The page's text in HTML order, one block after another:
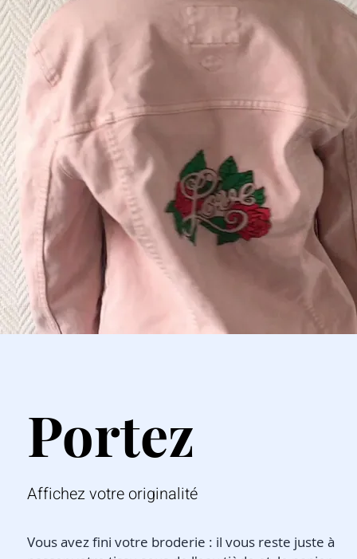
Portez
Affichez votre originalité
Vous avez fini votre broderie : il vous reste juste à